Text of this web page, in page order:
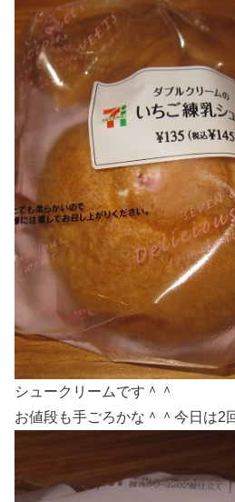
シュークリームです＾＾
お値段も手ごろかな＾＾今日は2